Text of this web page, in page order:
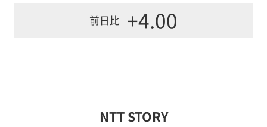
前日比 +4.00
NTT STORY